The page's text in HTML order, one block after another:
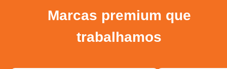
Marcas premium que
trabalhamos